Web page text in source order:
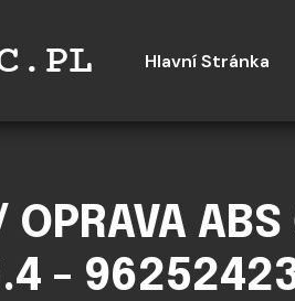
Hlavní Stránka
OPRAVA ABS
-